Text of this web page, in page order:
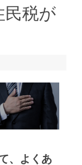
民税が
、よくあ